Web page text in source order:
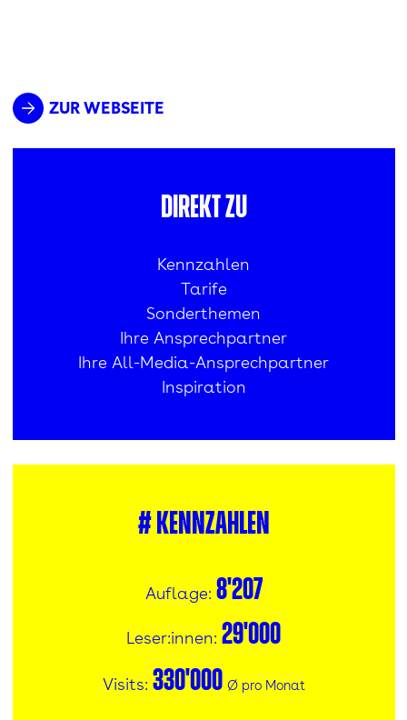
ZUR WEBSEITE
Direkt zu
Kennzahlen
Tarife
Sonderthemen
Ihre Ansprechpartner
Ihre All-Media-Ansprechpartner
Inspiration
# Kennzahlen
Auflage: 8'207
Leser:innen: 29'000
Visits: 330'000 Ø pro Monat